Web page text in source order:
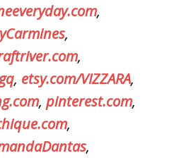
,
,
,
, etsy.com/VIZZARA,
, pinterest.com,
,
,